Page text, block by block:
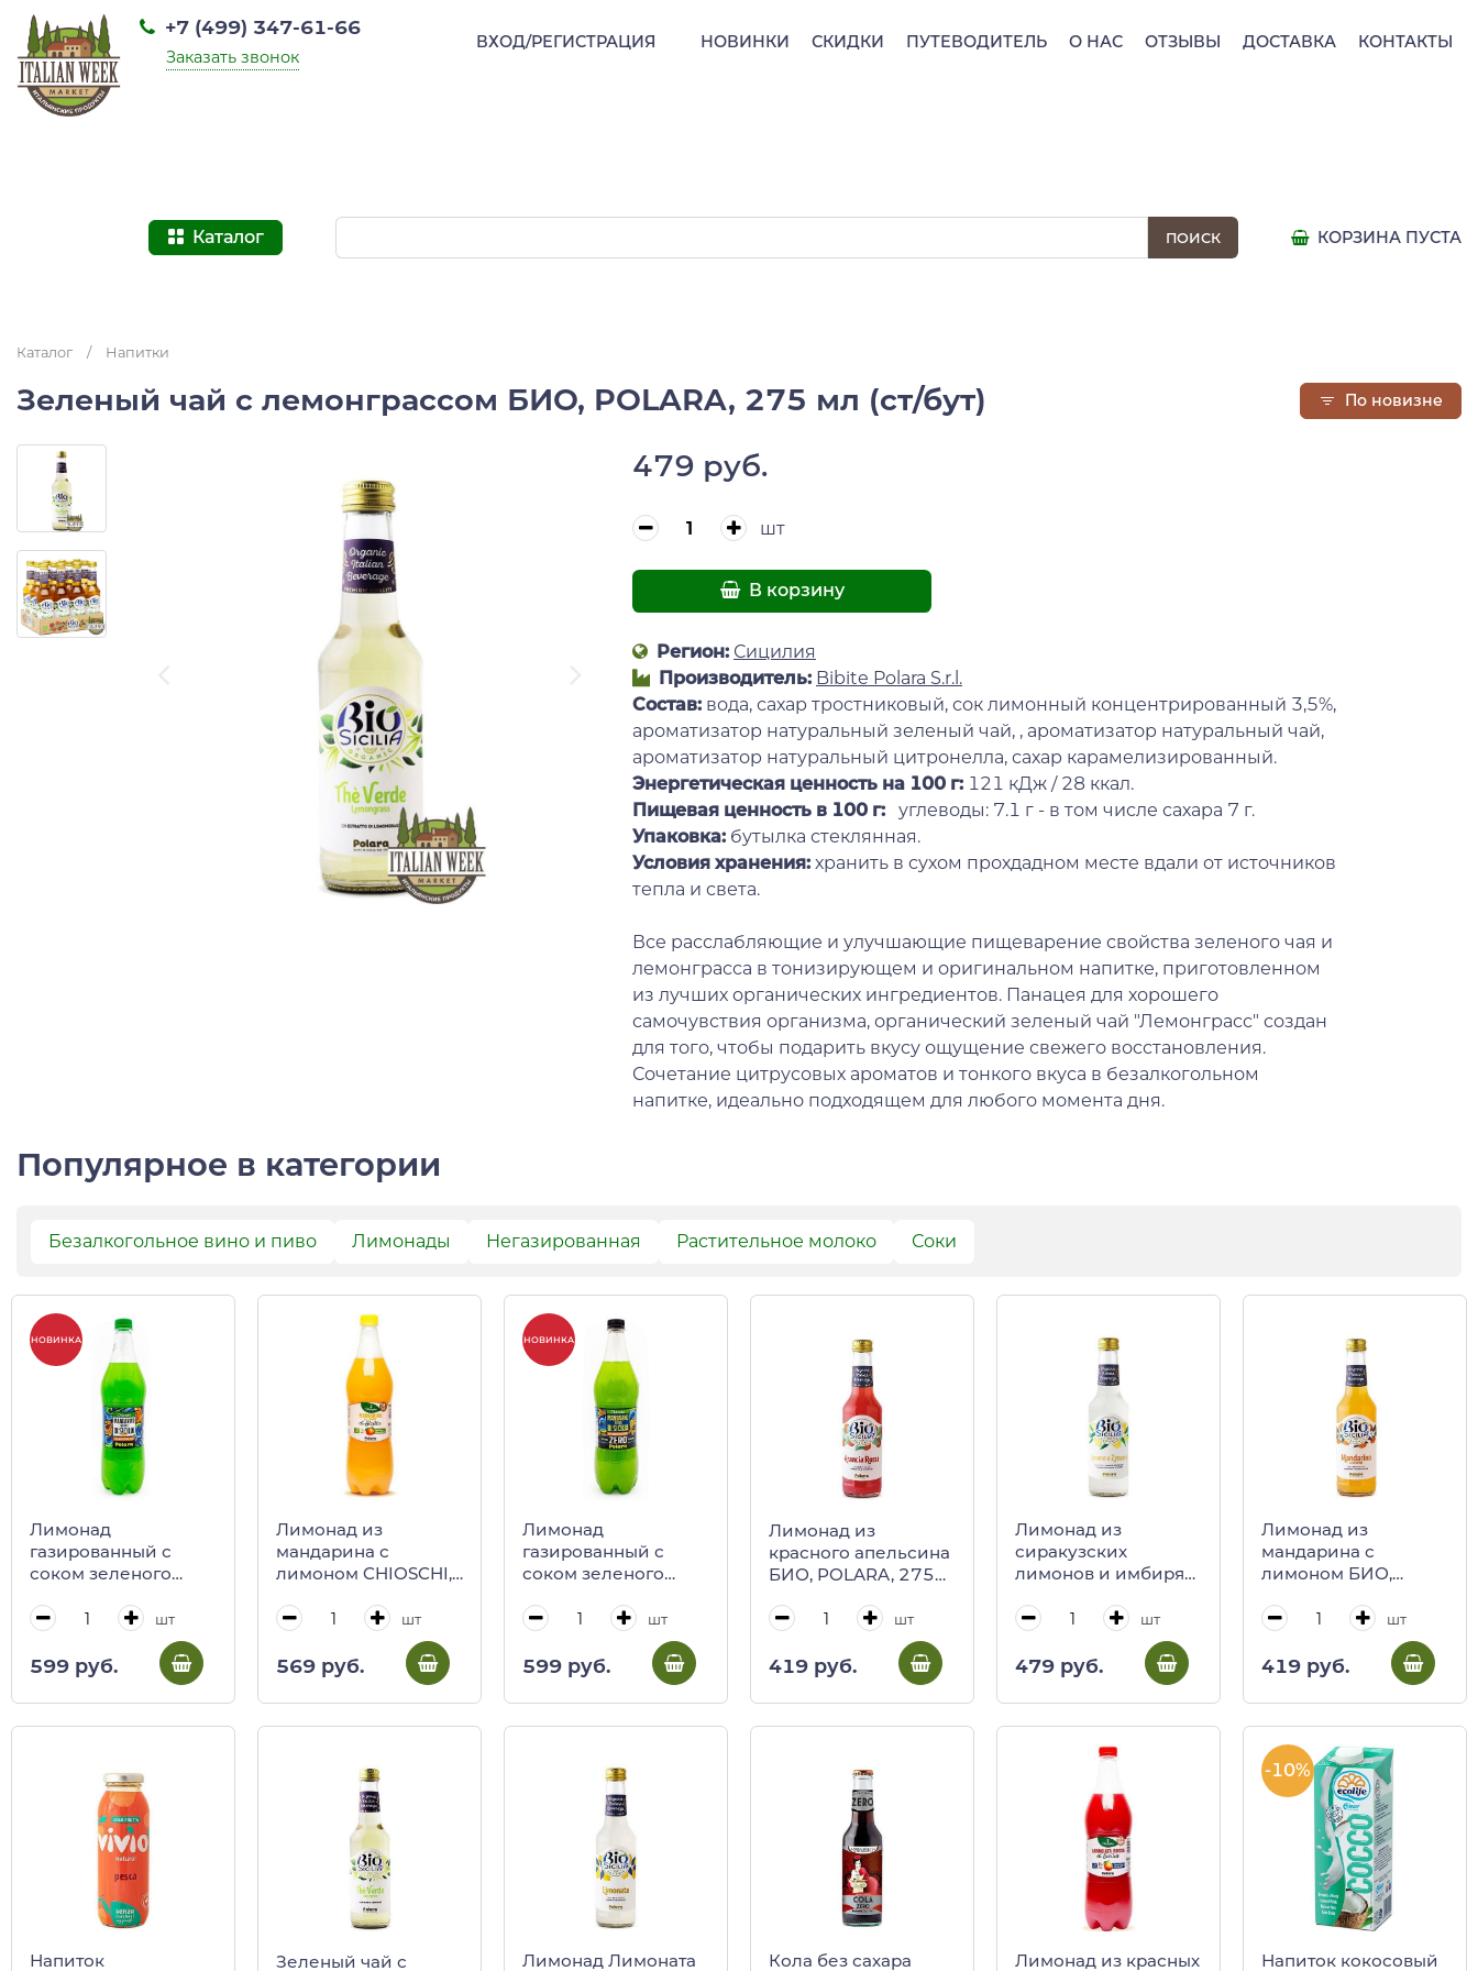
НОВИНКИ СКИДКИ ПУТЕВОДИТЕЛЬ О НАС ОТЗЫВЫ ДОСТАВКА КОНТАКТЫ
+7 (499) 347-61-66
Заказать звонок
ВХОД/РЕГИСТРАЦИЯ
Каталог КОРЗИНА ПУСТА
Каталог / Напитки
Зеленый чай с лемонграссом БИО, POLARA, 275 мл (ст/бут)
479 руб.
шт
В корзину
Регион: Сицилия
Производитель: Bibite Polara S.r.l.
Состав: вода, сахар тростниковый, сок лимонный концентрированный 3,5%,
ароматизатор натуральный зеленый чай, , ароматизатор натуральный чай,
ароматизатор натуральный цитронелла, сахар карамелизированный.
Энергетическая ценность на 100 г: 121 кДж / 28 ккал.
Пищевая ценность в 100 г:
углеводы: 7.1 г - в том числе сахара 7 г.
Упаковка: бутылка стеклянная.
Условия хранения: хранить в сухом прохдадном месте вдали от источников
тепла и света.
Все расслабляющие и улучшающие пищеварение свойства зеленого чая и
лемонграсса в тонизирующем и оригинальном напитке, приготовленном
из лучших органических ингредиентов. Панацея для хорошего
самочувствия организма, органический зеленый чай "Лемонграсс" создан
для того, чтобы подарить вкусу ощущение свежего восстановления.
Сочетание цитрусовых ароматов и тонкого вкуса в безалкогольном
напитке, идеально подходящем для любого момента дня.
Популярное в категории
По новизне
Безалкогольное вино и пиво Лимонады Негазированная Растительное молоко Соки
НОВИНКА
Лимонад
газированный с
соком зеленого
Сицилии CHIOSCHI,
Polara, 950 мл (пл/
бут)
шт
599 руб.
Лимонад из
мандарина с
лимоном CHIOSCHI,
бут)
шт
569 руб.
НОВИНКА
Лимонад
газированный с
соком зеленого
Сицилии без сахара
CHIOSCHI, Polara,
950 мл (пл/бут)
шт
599 руб.
Лимонад из
красного апельсина
БИО, POLARA, 275
шт
419 руб.
Лимонад из
сиракузских
лимонов и имбиря
мл (ст/бут)
шт
479 руб.
Лимонад из
мандарина с
лимоном БИО,
бут)
шт
419 руб.
Напиток Зеленый чай с Лимонад Лимоната Кола без сахара Лимонад из красных
-10%
Напиток кокосовый